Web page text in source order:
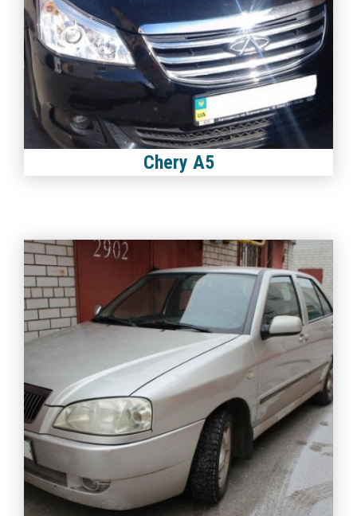
Chery A5